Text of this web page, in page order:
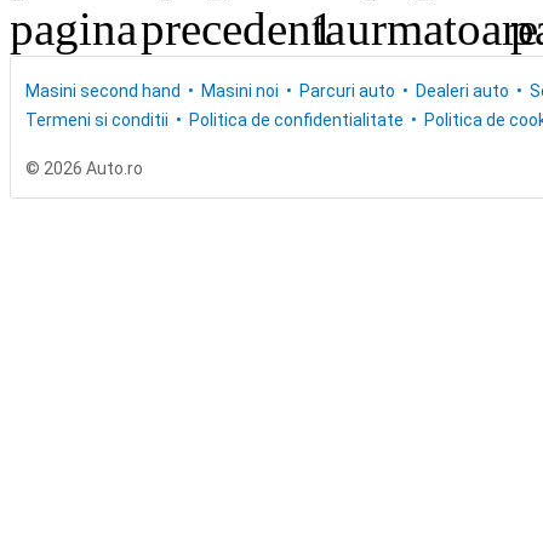
1
Masini second hand Masini noi Parcuri auto Dealeri auto
Termeni si conditii
Politica de confidentialitate Politica de
© 2026 Auto.ro